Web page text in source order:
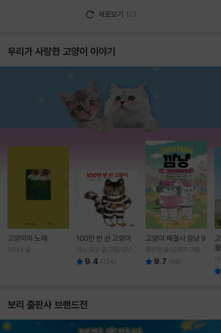
새로보기 1/3
우리가 사랑한 고양이 이야기
고양이의 노래
이미나 글
100만 번 산 고양이
사노 요코 글,그림/김난주
역 9.4 (124)
고양이 해결사 깜냥 9
홍민정 글/김재희 그림
9.7 (60)
보리 출판사 브랜드전